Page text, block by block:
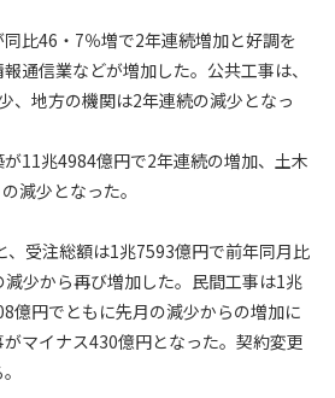
比46・7％増で2年連続増加と好調を
通信業などが増加した。公共工事は、
、地方の機関は2年連続の減少となっ
11兆4984億円で2年連続の増加、土木
減少となった。
受注総額は1兆7593億円で前年同月比
少から再び増加した。民間工事は1兆
億円でともに先月の減少からの増加に
マイナス430億円となった。契約変更
の上、所定の会員申込手続きを完了
した者をいいます。
録）
することがわかった場合、その者の会
しないことがあります。
が実在しなかった場合
合/li>
申告事項に虚偽があった場合
定の手続き通りに会員申込手続き処
合
することを不適当と判断した場合
ても承認した会員が前項の何れかに該